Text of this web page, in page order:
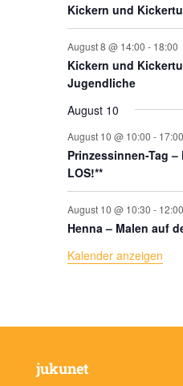
Kickern und
August 8 @ 14:00 - 18:00
Kickern und
Jugendliche
August 10
August 10 @ 10:00 - 17:00
Prinzessinnen-Tag
LOS!**
August 10 @ 10:30 - 12:00
Henna – Malen auf
Kalender anzeigen
jukunet